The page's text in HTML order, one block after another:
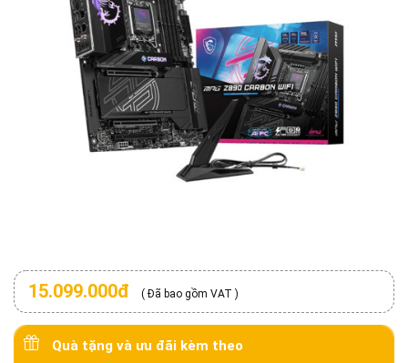
15.099.000đ ( Đã bao gồm VAT )
Quà tặng và ưu đãi kèm theo